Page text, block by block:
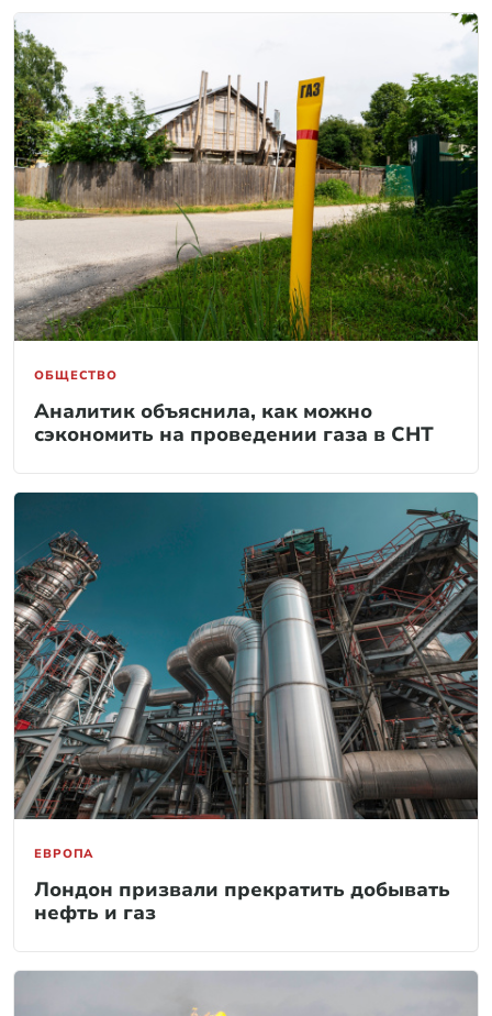
ОБЩЕСТВО
Аналитик объяснила, как можно
сэкономить на проведении газа в СНТ
ЕВРОПА
Лондон призвали прекратить добывать
нефть и газ